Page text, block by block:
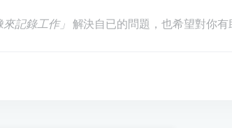
記錄工作」 解決自已的問題，也希望對你有